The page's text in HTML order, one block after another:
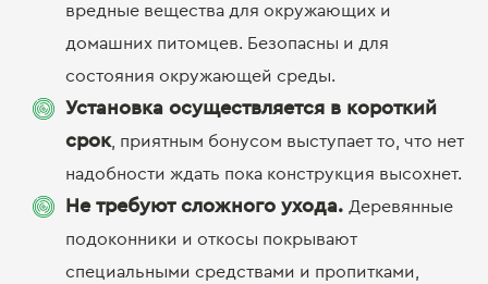
вредные вещества для окружающих и
домашних питомцев. Безопасны и для
состояния окружающей среды.
Установка осуществляется в короткий
срок, приятным бонусом выступает то, что нет
надобности ждать пока конструкция высохнет.
Не требуют сложного ухода. Деревянные
подоконники и откосы покрывают
специальными средствами и пропитками,